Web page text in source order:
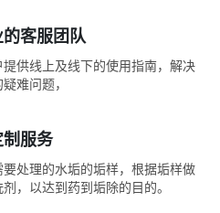
客服团队
供线上及线下的使用指南，解决
难问题，
制服务
处理的水垢的垢样，根据垢样做
，以达到药到垢除的目的。